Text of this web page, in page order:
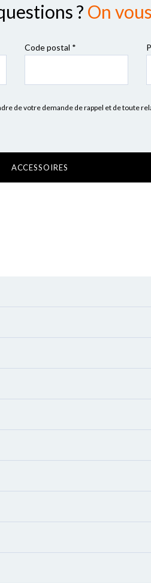
? On
Code postal *
de votre demande de rappel et de toute
ACCESSOIRES